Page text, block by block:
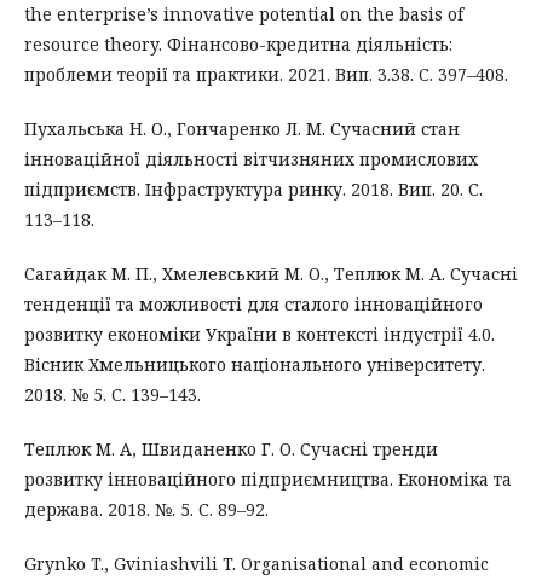
the enterprise’s innovative potential on the basis of
resource theory. Фінансово-кредитна діяльність:
проблеми теорії та практики. 2021. Вип. 3.38. C. 397–408.
Пухальська Н. О., Гончаренко Л. М. Сучасний стан
інноваційної діяльності вітчизняних промислових
підприємств. Інфраструктура ринку. 2018. Вип. 20. С.
113–118.
Сагайдак М. П., Хмелевський М. О., Теплюк М. А. Сучасні
тенденції та можливості для сталого інноваційного
розвитку економіки України в контексті індустрії 4.0.
Вісник Хмельницького національного університету.
2018. № 5. C. 139–143.
Теплюк М. А, Швиданенко Г. О. Сучасні тренди
розвитку інноваційного підприємництва. Економіка та
держава. 2018. №. 5. C. 89–92.
Grynko T., Gviniashvili T. Organisational and economic